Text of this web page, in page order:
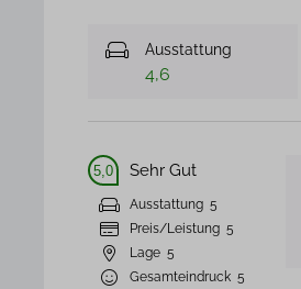
Ausstattung
4,6
Sehr Gut
5,0
Ausstattung 5
Preis/Leistung 5
Lage 5
Gesamteindruck 5